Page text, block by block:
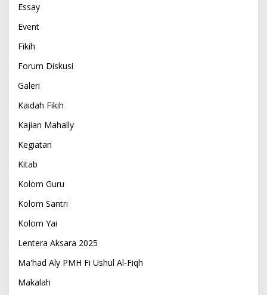
Essay
Event
Fikih
Forum Diskusi
Galeri
Kaidah Fikih
Kajian Mahally
Kegiatan
Kitab
Kolom Guru
Kolom Santri
Kolom Yai
Lentera Aksara 2025
Ma'had Aly PMH Fi Ushul Al-Fiqh
Makalah